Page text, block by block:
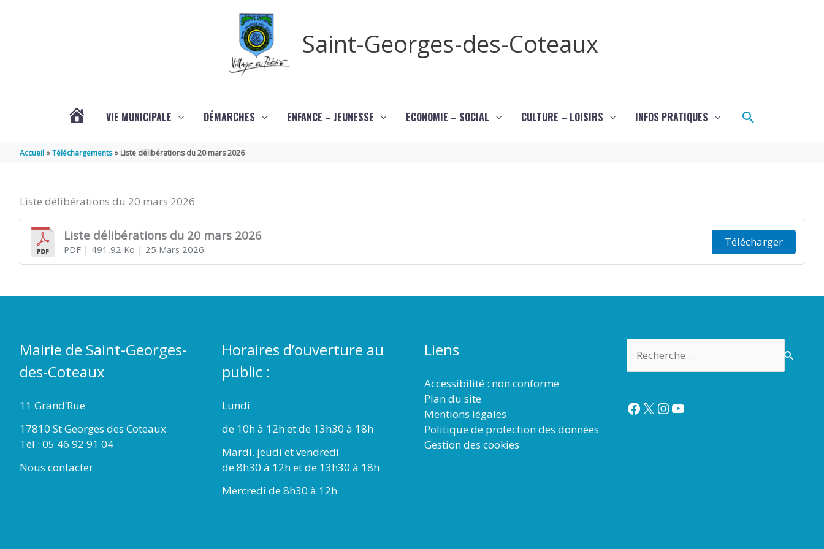
Saint-Georges-des-Coteaux
VIE MUNICIPALE DÉMARCHES ENFANCE – JEUNESSE ECONOMIE – SOCIAL CULTURE – LOISIRS INFOS PRATIQUES Rechercher
Accueil Téléchargements Liste délibérations du 20 mars 2026
Liste délibérations du 20 mars 2026
Liste délibérations du 20 mars 2026
PDF| 491,92 Ko | 25 Mars 2026
Télécharger
Mairie de Saint-Georges-
des-Coteaux
11 Grand’Rue
17810 St Georges des Coteaux
Tél : 05 46 92 91 04
Nous contacter
Horaires d’ouverture au
public :
Lundi
de 10h à 12h et de 13h30 à 18h
Mardi, jeudi et vendredi
de 8h30 à 12h et de 13h30 à 18h
Mercredi de 8h30 à 12h
Liens
Accessibilité : non conforme
Plan du site
Mentions légales
Politique de protection des données
Gestion des cookies
Facebook
X Instagram
YouTube